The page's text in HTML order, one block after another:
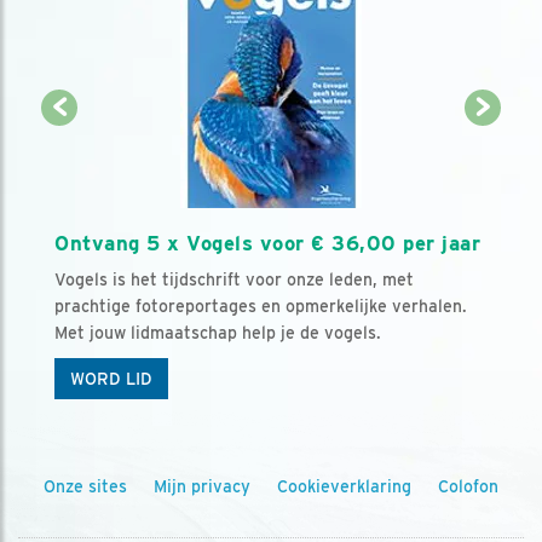
Ontvang 5 x Vogels voor € 36,00 per jaar
Vogels is het tijdschrift voor onze leden, met
prachtige fotoreportages en opmerkelijke verhalen.
Met jouw lidmaatschap help je de vogels.
WORD LID
Onze sites Mijn privacy Cookieverklaring Colofon